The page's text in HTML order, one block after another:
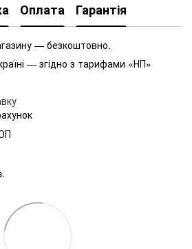
Оплата Гарантія
— безкоштовно.
— згідно з тарифами «НП»